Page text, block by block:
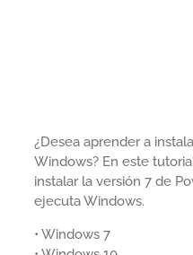
¿Desea aprender a
Windows? En este
instalar la versión 7 de
ejecuta Windows.
• Windows 7